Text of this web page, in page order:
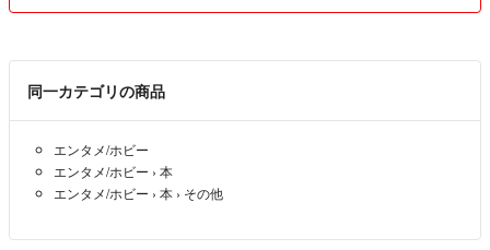
同一カテゴリの商品
エンタメ/ホビー
エンタメ/ホビー › 本
エンタメ/ホビー › 本 › その他